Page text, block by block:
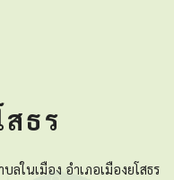
ธร
ลในเมือง อำเภอเมืองยโสธร